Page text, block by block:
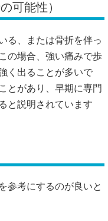
可能性）
る、または骨折を伴っ
の場合、強い痛みで歩
く出ることが多いで
とがあり、早期に専門
と説明されています
参考にするのが良いと